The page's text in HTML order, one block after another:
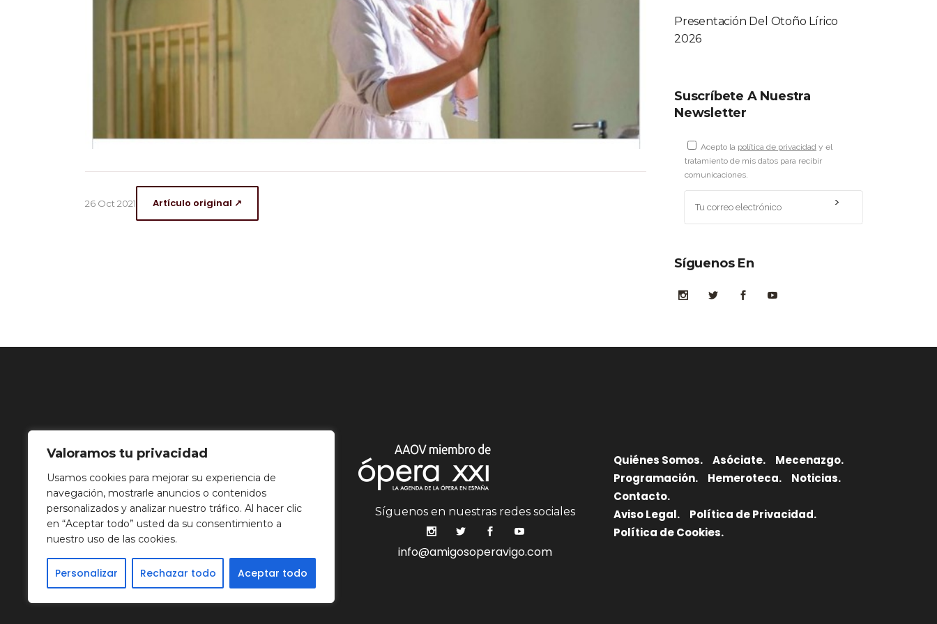
Valoramos tu privacidad
Usamos cookies para mejorar su experiencia de
navegación, mostrarle anuncios o contenidos
personalizados y analizar nuestro tráfico. Al hacer clic
en “Aceptar todo” usted da su consentimiento a
nuestro uso de las cookies.
Personalizar Rechazar todo Aceptar todo
26 Oct 2021 Artículo original ↗
Presentación Del Otoño Lírico
2026
Suscríbete A Nuestra
Newsletter
Acepto la política de privacidad y el
tratamiento de mis datos para recibir
comunicaciones.
Síguenos En
Síguenos en nuestras redes sociales
info@amigosoperavigo.com
Quiénes Somos. Asóciate.
Mecenazgo.
Programación.
Hemeroteca.
Noticias.
Contacto.
Aviso Legal.
Política de Privacidad.
Política de Cookies.